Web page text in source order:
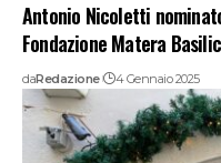
Antonio Nicoletti
Fondazione Matera
daRedazione 4 Gennaio 2025